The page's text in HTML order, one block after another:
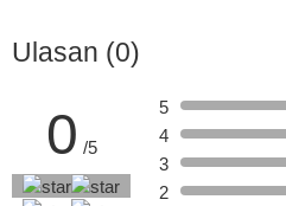
Ulasan (0)
0 /5
5
4
3
2